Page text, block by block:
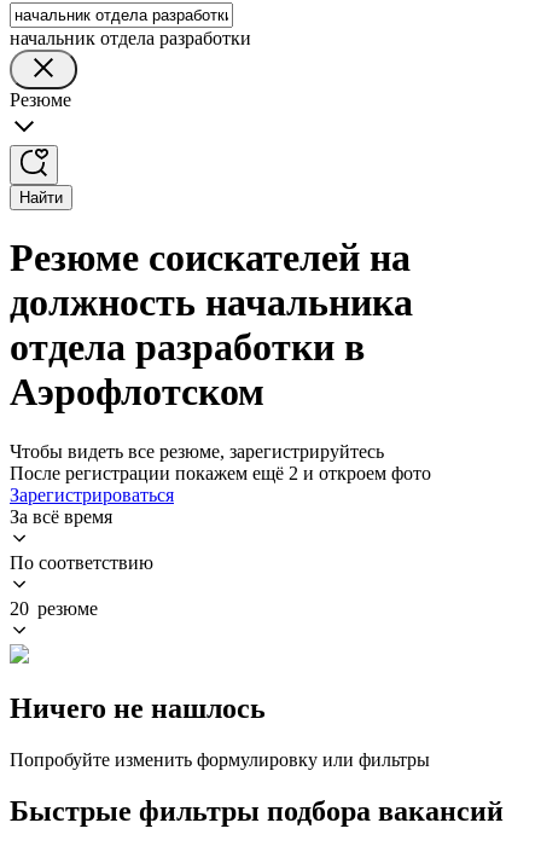
начальник отдела разработки
Резюме
Найти
Резюме соискателей на
должность начальника
отдела разработки в
Аэрофлотском
Чтобы видеть все резюме, зарегистрируйтесь
После регистрации покажем ещё 2 и откроем фото
Зарегистрироваться
За всё время
По соответствию
20 резюме
Ничего не нашлось
Попробуйте изменить формулировку или фильтры
Быстрые фильтры подбора вакансий